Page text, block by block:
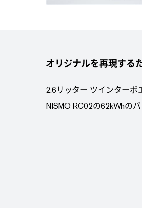
オリジナルを再現する
2.6リッター ツインター
NISMO RC02の62kWhの